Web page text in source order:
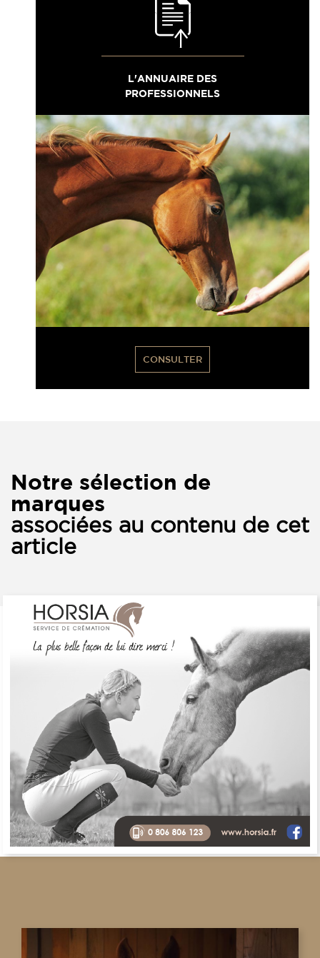
L'ANNUAIRE DES
PROFESSIONNELS
CONSULTER
Notre sélection de
marques
associées au contenu de cet
article